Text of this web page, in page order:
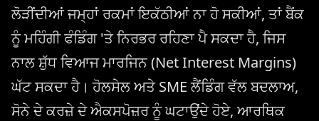
ਲੋੜੀਂਦੀਆਂ ਜਮ੍ਹਾਂ ਰਕਮਾਂ ਇਕੱਠੀਆਂ ਨਾ ਹੋ ਸਕੀਆਂ, ਤਾਂ ਬੈਂਕ
ਨੂੰ ਮਹਿੰਗੀ ਫੰਡਿੰਗ 'ਤੇ ਨਿਰਭਰ ਰਹਿਣਾ ਪੈ ਸਕਦਾ ਹੈ, ਜਿਸ
ਨਾਲ ਸ਼ੁੱਧ ਵਿਆਜ ਮਾਰਜਿਨ (Net Interest Margins)
ਘੱਟ ਸਕਦਾ ਹੈ। ਹੋਲਸੇਲ ਅਤੇ SME ਲੈਂਡਿੰਗ ਵੱਲ ਬਦਲਾਅ,
ਸੋਨੇ ਦੇ ਕਰਜ਼ੇ ਦੇ ਐਕਸਪੋਜ਼ਰ ਨੂੰ ਘਟਾਉਂਦੇ ਹੋਏ, ਆਰਥਿਕ